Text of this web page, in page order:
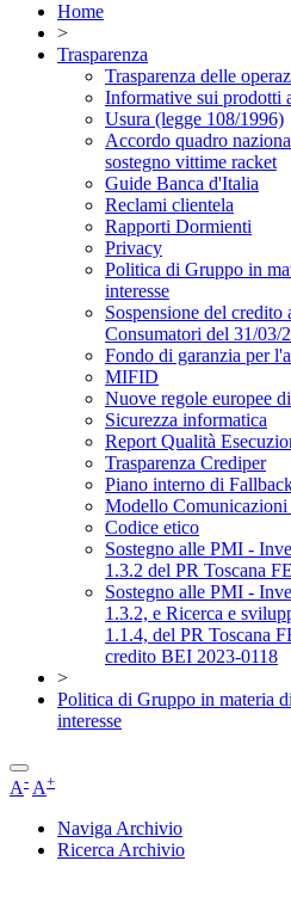
Home
>
Trasparenza
Trasparenza delle
Informative sui prodotti
Usura (legge 108/1996)
Accordo quadro
sostegno vittime racket
Guide Banca d'Italia
Reclami clientela
Rapporti Dormienti
Privacy
Politica di Gruppo in
interesse
Sospensione del
Consumatori del 31/03/
Fondo di garanzia per
MIFID
Nuove regole europee
Sicurezza informatica
Report Qualità
Trasparenza Crediper
Piano interno di
Modello Comunicazioni
Codice etico
Sostegno alle PMI -
1.3.2 del PR Toscana
Sostegno alle PMI -
1.3.2, e Ricerca e
1.1.4, del PR Toscana
credito BEI 2023-0118
>
Politica di Gruppo in materia
interesse
A- A+
Naviga Archivio
Ricerca Archivio